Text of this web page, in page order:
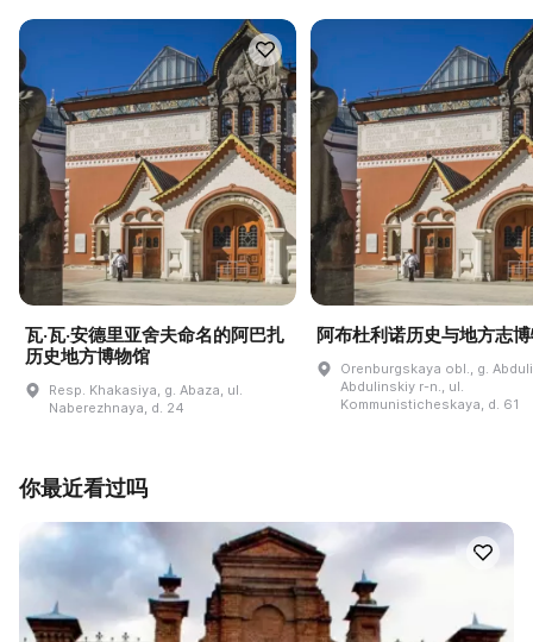
瓦·瓦·安德里亚舍夫命名的阿巴扎
历史地方博物馆
Resp. Khakasiya, g. Abaza, ul.
Naberezhnaya, d. 24
阿布杜利诺历史与地方志
Orenburgskaya obl., g.
Abdulinskiy r-n., ul.
Kommunisticheskaya, d. 61
你最近看过吗